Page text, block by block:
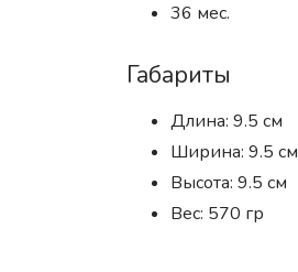
36 мес.
Габариты
Длина: 9.5 см
Ширина: 9.5 см
Высота: 9.5 см
Вес: 570 гр